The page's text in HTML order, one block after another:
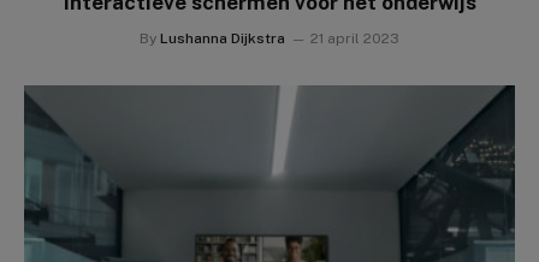
By Lushanna Dijkstra 21 april 2023